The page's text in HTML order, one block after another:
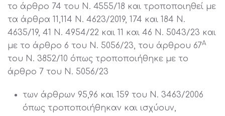
το άρθρο 74 του Ν. 4555/18 και τροποποιηθεί με
τα άρθρα 11,114 Ν. 4623/2019, 174 και 184 Ν.
4635/19, 41 Ν. 4954/22 και 11 και 46 Ν. 5043/23 και
με το άρθρο 6 του Ν. 5056/23, του άρθρου 67Α
του Ν. 3852/10 όπως τροποποιήθηκε με το
άρθρο 7 του Ν. 5056/23
των άρθρων 95,96 και 159 του Ν. 3463/2006
όπως τροποποιήθηκαν και ισχύουν,